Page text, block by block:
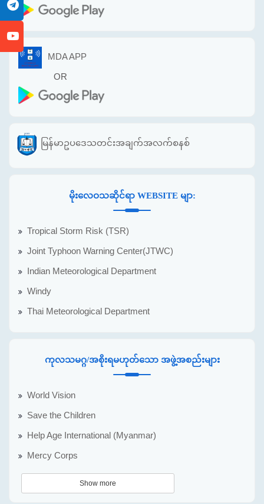
MDA APP
OR
မြန်မာဥပဒေသတင်းအချက်အလက်စနစ်
မိုးလေဝသဆိုင်ရာ WEBSITE မျာ:
Tropical Storm Risk (TSR)
Joint Typhoon Warning Center(JTWC)
Indian Meteorological Department
Windy
Thai Meteorological Department
ကုလသမဂ္ဂ/အစိုးရမဟုတ်သော အဖွဲ့အစည်းများ
World Vision
Save the Children
Help Age International (Myanmar)
Mercy Corps
Show more